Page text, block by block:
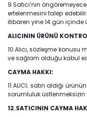
9.Satıcı’nın
ertelenmesini talep
itibaren yine 14 gün içinde
ALICININ ÜRÜNÜ
10.Alıcı, sözleşme
ve sağlam olduğu kabul
CAYMA HAKKI:
11.ALICI; satın aldığı
sorumluluk üstlenmeksizin
12.SATICININ CAYMA